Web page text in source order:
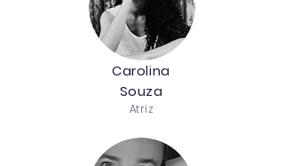
Carolina
Souza
Atriz